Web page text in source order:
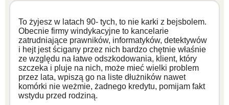
To żyjesz w latach 90- tych, to nie karki z bejsbolem.
Obecnie firmy windykacyjne to kancelarie
zatrudniające prawników, informatyków, detektywów
i hejt jest ścigany przez nich bardzo chętnie właśnie
ze względu na łatwe odszkodowania, klient, który
szczeka i pluje na nich, może mieć wielki problem
przez lata, wpiszą go na liste dłużników nawet
komórki nie weżmie, żadnego kredytu, pomijam fakt
wstydu przed rodziną.